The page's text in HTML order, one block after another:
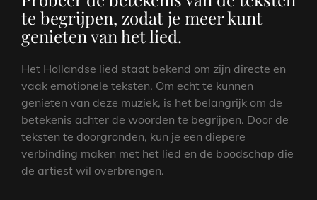
te begrijpen, zodat je meer kunt
genieten van het lied.
Het Hollandse lied staat bekend om zijn directe en
vaak emotionele teksten. Om echt te kunnen
genieten van deze muziek, is het belangrijk om de
betekenis achter de woorden te begrijpen. Door de
teksten te doorgronden, kun je een diepere
verbinding maken met het lied en de boodschap die
de artiest wil overbrengen.